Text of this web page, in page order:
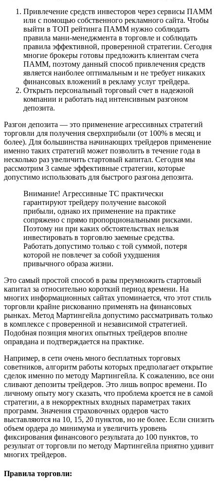
Привлечение средств инвесторов через сервисы ПАММ
или с помощью собственного рекламного сайта. Чтобы
выйти в ТОП рейтинга ПАММ нужно соблюдать
правила мани-менеджмента в торговле и соблюдать
правила эффективной, проверенной стратегии. Сегодня
многие брокеры готовы предложить клиентам счета
ПАММ, поэтому данный способ привлечения средств
является наиболее оптимальным и не требует никаких
финансовых вложений в рекламу услуг трейдера.
Открыть персональный торговый счет в надежной
компании и работать над интенсивным разгоном
депозита.
Разгон депозита — это применение агрессивных стратегий
торговли для получения сверхприбыли (от 100% в месяц и
более). Для большинства начинающих трейдеров применение
именно таких стратегий может позволить в течение года в
несколько раз увеличить стартовый капитал. Сегодня мы
рассмотрим 3 самые эффективные стратегии, которые
допустимо использовать для быстрого разгона депозита.
Внимание! Агрессивные ТС практически
гарантируют трейдеру получение высокой
прибыли, однако их применение на практике
сопряжено с прямо пропорциональными рисками.
Поэтому ни при каких обстоятельствах нельзя
инвестировать в торговлю заемные средства.
Работать допустимо только с той суммой, потеря
которой не повлечет за собой ухудшения
привычного образа жизни.
Это самый простой способ в разы преумножить стартовый
капитал за относительно короткий период времени. На
многих информационных сайтах упоминается, что этот стиль
торговли крайне рискованно применять на финансовых
рынках. Метод Мартингейла допустимо рассматривать только
в комплексе с проверенной и независимой стратегией.
Подобная позиция многих опытных трейдеров вполне
оправдана и подтверждается на практике.
Например, в сети очень много бесплатных торговых
советников, алгоритм работы которых предполагает открытие
сделок именно по методу Мартингейла. К сожалению, все они
сливают депозиты трейдеров. Это лишь вопрос времени. По
личному опыту могу сказать, что проблема кроется не в самой
стратегии, а в некорректных входных параметрах таких
программ. Значения страховочных ордеров часто
выставляются на 10, 15, 20 пунктов, но не более. Если снизить
объем ордера до минимума и увеличить уровень
фиксирования финансового результата до 100 пунктов, то
результат от торговли по методу Мартингейла приятно удивит
многих трейдеров.
Правила торговли: